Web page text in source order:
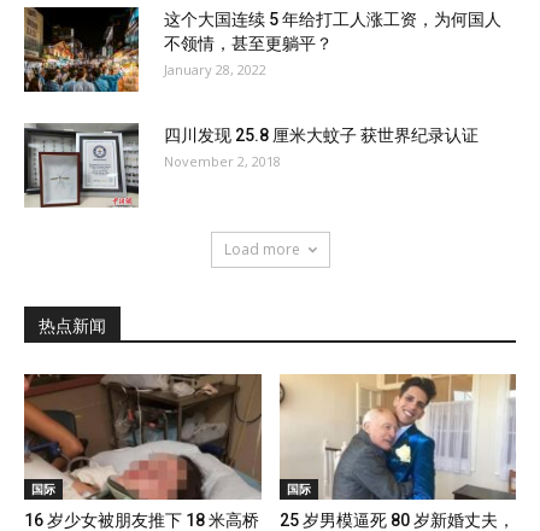
这个大国连续 5 年给打工人涨工资，为何国人
不领情，甚至更躺平？
January 28, 2022
四川发现 25.8 厘米大蚊子 获世界纪录认证
November 2, 2018
Load more
热点新闻
国际
16 岁少女被朋友推下 18 米高桥
国际
25 岁男模逼死 80 岁新婚丈夫，